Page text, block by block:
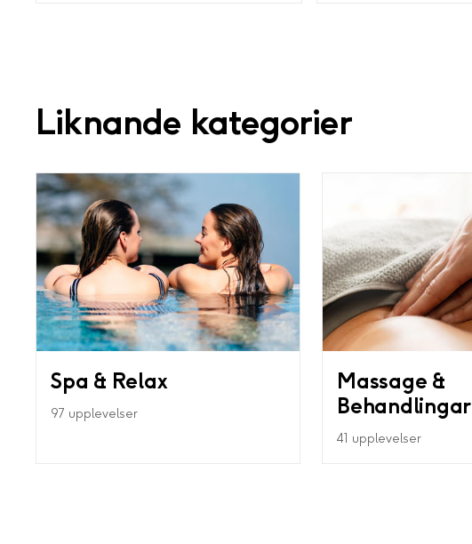
Liknande kategorier
Spa & Relax
97 upplevelser
Massage &
Behandlingar
41 upplevelser